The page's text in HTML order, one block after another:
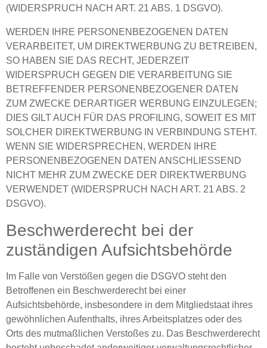
(WIDERSPRUCH NACH ART. 21 ABS. 1 DSGVO).
WERDEN IHRE PERSONENBEZOGENEN DATEN
VERARBEITET, UM DIREKTWERBUNG ZU BETREIBEN,
SO HABEN SIE DAS RECHT, JEDERZEIT
WIDERSPRUCH GEGEN DIE VERARBEITUNG SIE
BETREFFENDER PERSONENBEZOGENER DATEN
ZUM ZWECKE DERARTIGER WERBUNG EINZULEGEN;
DIES GILT AUCH FÜR DAS PROFILING, SOWEIT ES MIT
SOLCHER DIREKTWERBUNG IN VERBINDUNG STEHT.
WENN SIE WIDERSPRECHEN, WERDEN IHRE
PERSONENBEZOGENEN DATEN ANSCHLIESSEND
NICHT MEHR ZUM ZWECKE DER DIREKTWERBUNG
VERWENDET (WIDERSPRUCH NACH ART. 21 ABS. 2
DSGVO).
Beschwerde­recht bei der
zuständigen Aufsichts­behörde
Im Falle von Verstößen gegen die DSGVO steht den
Betroffenen ein Beschwerderecht bei einer
Aufsichtsbehörde, insbesondere in dem Mitgliedstaat ihres
gewöhnlichen Aufenthalts, ihres Arbeitsplatzes oder des
Orts des mutmaßlichen Verstoßes zu. Das Beschwerderecht